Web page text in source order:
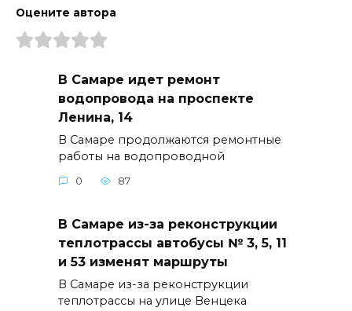
Оцените автора
В Самаре идет ремонт
водопровода на проспекте
Ленина, 14
В Самаре продолжаются ремонтные
работы на водопроводной
0 87
В Самаре из-за реконструкции
теплотрассы автобусы № 3, 5, 11
и 53 изменят маршруты
В Самаре из-за реконструкции
теплотрассы на улице Венцека